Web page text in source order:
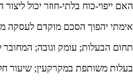
האם ייפוי-כוח בלתי-חוזר יכול
אימתי יהפוך הסכם מוקדם לעסקה
תחום הבעלות; עומק וגובה;
בעלות משותפת במקרקעין; שיעור